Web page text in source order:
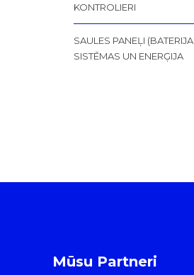
KONTROLIERI
SAULES PANEĻI
SISTĒMAS UN ENERĢIJA
Mūsu Partneri